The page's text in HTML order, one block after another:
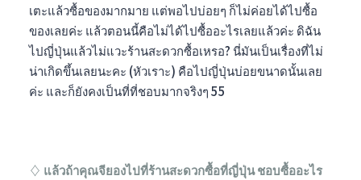
เตะแล้วซื้อของมากมาย แต่พอไปบ่อยๆ ก็ไม่ค่อยได้ไปซื้อ
ของเลยค่ะ แล้วตอนนี้คือไม่ได้ไปซื้ออะไรเลยแล้วค่ะ ดิฉัน
ไปญี่ปุ่นแล้วไม่แวะร้านสะดวกซื้อเหรอ? นี่มันเป็นเรื่องที่ไม่
น่าเกิดขึ้นเลยนะคะ (หัวเราะ) คือไปญี่ปุ่นบ่อยขนาดนั้นเลย
ค่ะ และก็ยังคงเป็นที่ที่ชอบมากจริงๆ 55
♢ แล้วถ้าคุณจียองไปที่ร้านสะดวกซื้อที่ญี่ปุ่น ชอบซื้ออะไร